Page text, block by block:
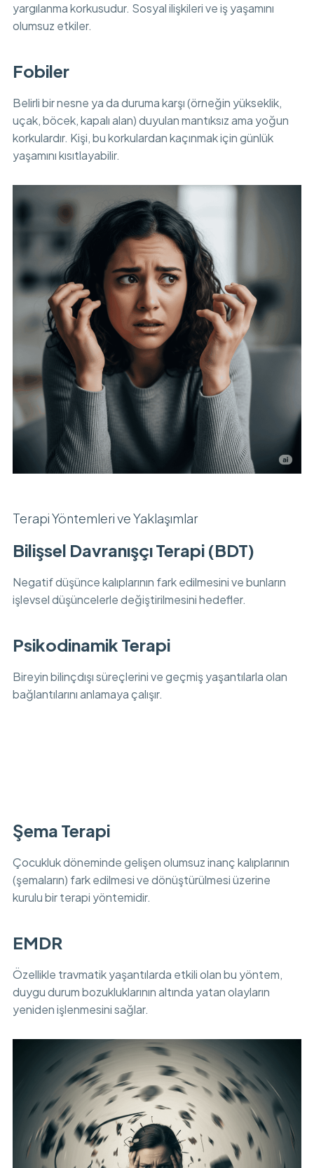
yargılanma korkusudur. Sosyal ilişkileri ve iş yaşamını
olumsuz etkiler.
Fobiler
Belirli bir nesne ya da duruma karşı (örneğin yükseklik,
uçak, böcek, kapalı alan) duyulan mantıksız ama yoğun
korkulardır. Kişi, bu korkulardan kaçınmak için günlük
yaşamını kısıtlayabilir.
Terapi Yöntemleri ve Yaklaşımlar
Bilişsel Davranışçı Terapi (BDT)
Negatif düşünce kalıplarının fark edilmesini ve bunların
işlevsel düşüncelerle değiştirilmesini hedefler.
Psikodinamik Terapi
Bireyin bilinçdışı süreçlerini ve geçmiş yaşantılarla olan
bağlantılarını anlamaya çalışır.
Şema Terapi
Çocukluk döneminde gelişen olumsuz inanç kalıplarının
(şemaların) fark edilmesi ve dönüştürülmesi üzerine
kurulu bir terapi yöntemidir.
EMDR
Özellikle travmatik yaşantılarda etkili olan bu yöntem,
duygu durum bozukluklarının altında yatan olayların
yeniden işlenmesini sağlar.